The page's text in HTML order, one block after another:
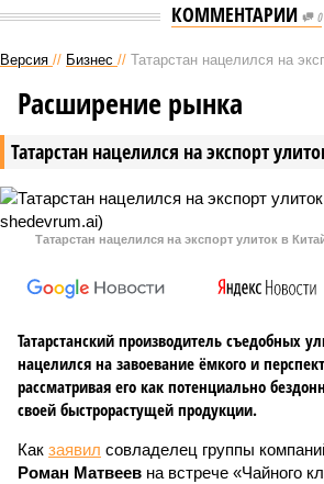
КОММЕНТАРИИ 0
Версия // Бизнес // Татарстан нацелился на
Татарстан нацелился на экспорт
Расширение рынка
Татарстан нацелился на экспорт улиток в
Татарстанский производитель съедобных
нацелился на завоевание ёмкого и
рассматривая его как потенциально
своей быстрорастущей продукции.
Как заявил совладелец группы
Роман Матвеев на встрече «Чайного